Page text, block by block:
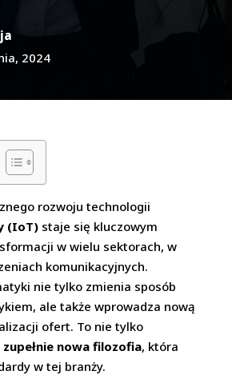
2024
rozwoju technologii
(IoT) staje się kluczowym
w wielu sektorach, w
komunikacyjnych.
nie tylko zmienia sposób
ale także wprowadza nową
ofert. To nie tylko
zupełnie nowa filozofia, która
w tej branży.